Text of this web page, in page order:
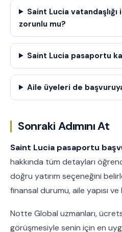
Saint Lucia
zorunlu mu?
Saint Lucia pasaportu
Aile üyeleri de
Sonraki Adımını At
Saint Lucia pasaportu
hakkında tüm detayları
doğru yatırım seçeneğini
finansal durumu, aile yapısı
Notte Global uzmanları,
görüşmesiyle senin için en